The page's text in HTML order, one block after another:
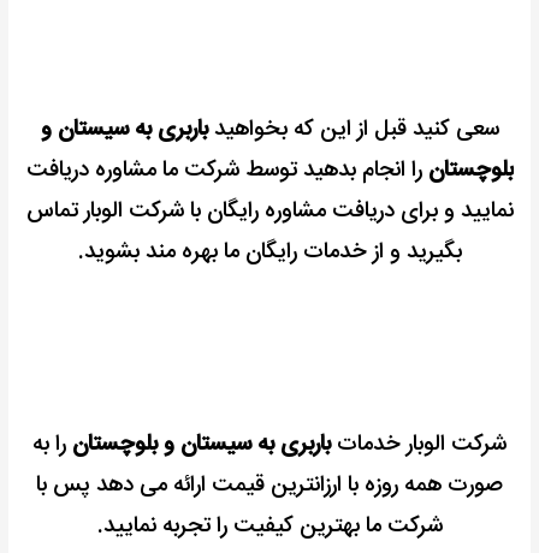
سعی کنید قبل از این که بخواهیدباربری به سیستان و
بلوچستان را انجام بدهید توسط شرکت ما مشاوره دریافت
نمایید و برای دریافت مشاوره رایگان با شرکت الوبار تماس
بگیرید و از خدمات رایگان ما بهره مند بشوید.
شرکت الوبار خدماتباربری به سیستان و بلوچستان را به
صورت همه روزه با ارزانترین قیمت ارائه می دهد پس با
شرکت ما بهترین کیفیت را تجربه نمایید.